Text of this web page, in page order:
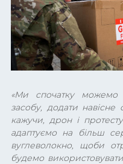
«Ми спочатку можемо
засобу, додати навісне
кажучи, дрон і
адаптуємо на більш
вуглеволокно, щоби
будемо